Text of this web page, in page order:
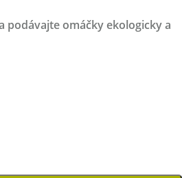
podávajte omáčky ekologicky a